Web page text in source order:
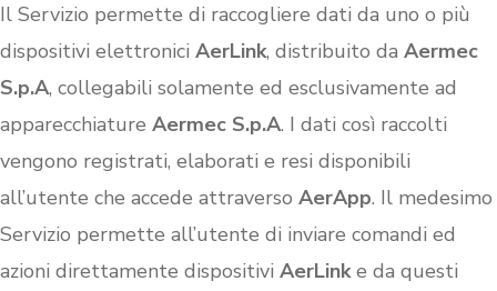
Il Servizio permette di raccogliere dati da uno o più
dispositivi elettronici AerLink, distribuito da Aermec
S.p.A, collegabili solamente ed esclusivamente ad
apparecchiature Aermec S.p.A. I dati così raccolti
vengono registrati, elaborati e resi disponibili
all’utente che accede attraverso AerApp. Il medesimo
Servizio permette all’utente di inviare comandi ed
azioni direttamente dispositivi AerLinke da questi